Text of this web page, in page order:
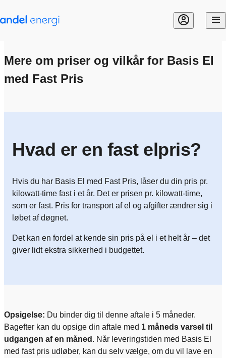
Mere om priser og vilkår for Basis El
med Fast Pris
Hvad er en fast elpris?
Hvis du har Basis El med Fast Pris, låser du din pris pr.
kilowatt-time fast i et år. Det er prisen pr. kilowatt-time,
som er fast. Pris for transport af el og afgifter ændrer sig i
løbet af døgnet.
Det kan en fordel at kende sin pris på el i et helt år – det
giver lidt ekstra sikkerhed i budgettet.
Opsigelse: Du binder dig til denne aftale i 5 måneder.
Bagefter kan du opsige din aftale med 1 måneds varsel til
udgangen af en måned . Når leveringstiden med Basis El
med fast pris udløber, kan du selv vælge, om du vil lave en